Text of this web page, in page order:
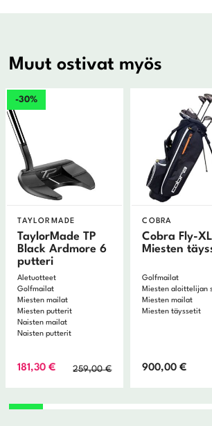
Muut ostivat myös
-30%
TAYLORMADE
TaylorMade TP
Black Ardmore 6
putteri
Aletuotteet
Golfmailat
Miesten mailat
Miesten putterit
Naisten mailat
Naisten putterit
259,00€Alkuperäinen
181,30€
Nykyinen
COBRA
Cobra Fly-
Miesten
Golfmailat
Miesten aloittelijan
Miesten mailat
Miesten täyssetit
900,00€